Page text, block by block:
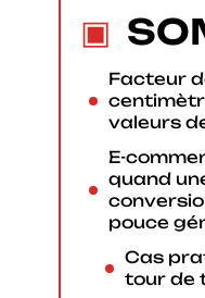
Facteur
valeurs
E-
quand
pouce
Cas
tour de